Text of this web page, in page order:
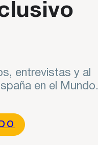
entrevistas y al
en el Mundo.